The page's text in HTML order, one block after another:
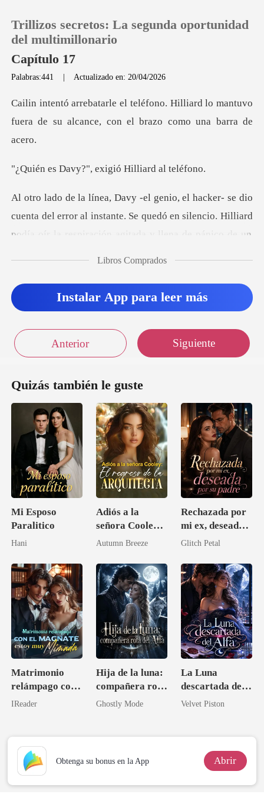
Recargar
Trillizos secretos: La segunda oportunidad
del multimillonario
Capítulo 17
Palabras:441 | Actualizado en: 20/04/2026
Hilliard lo mantuvo
fuera de su alcanc
?", exigió Hill
cuenta del error al instante. Se quedó en silencio. Hilliard
Libros Comprados
Instalar App para leer más
Anterior Siguiente
Quizás también le guste
Mi Esposo
Paralitico
Hani
Adiós a la
señora Cooley:
El regreso de la
Autumn Breeze
Rechazada por
mi ex, deseada
por su padre
Glitch Petal
Matrimonio
relámpago con
el magnate,
IReader
Hija de la luna:
compañera rota
del Alfa
Ghostly Mode
La Luna
descartada del
Alfa
Velvet Piston
Obtenga su bonus en la App Abrir